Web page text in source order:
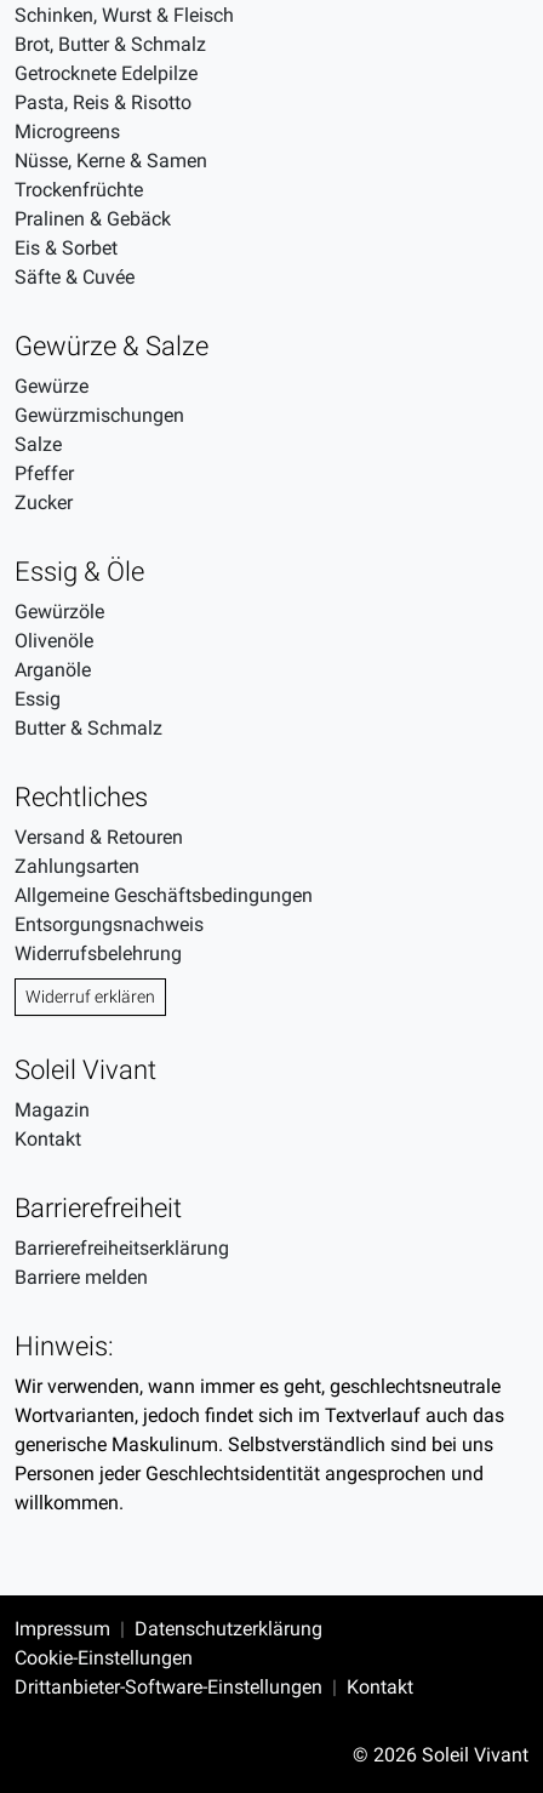
Schinken, Wurst & Fleisch
Brot, Butter & Schmalz
Getrocknete Edelpilze
Pasta, Reis & Risotto
Microgreens
Nüsse, Kerne & Samen
Trockenfrüchte
Pralinen & Gebäck
Eis & Sorbet
Säfte & Cuvée
Gewürze & Salze
Gewürze
Gewürzmischungen
Salze
Pfeffer
Zucker
Essig & Öle
Gewürzöle
Olivenöle
Arganöle
Essig
Butter & Schmalz
Rechtliches
Versand & Retouren
Zahlungsarten
Allgemeine Geschäftsbedingungen
Entsorgungsnachweis
Widerrufsbelehrung
Widerruf erklären
Soleil Vivant
Magazin
Kontakt
Barrierefreiheit
Barrierefreiheitserklärung
Barriere melden
Hinweis:
Wir verwenden, wann immer es geht, geschlechtsneutrale
Wortvarianten, jedoch findet sich im Textverlauf auch das
generische Maskulinum. Selbstverständlich sind bei uns
Personen jeder Geschlechtsidentität angesprochen und
willkommen.
Impressum
Datenschutzerklärung
Cookie-Einstellungen
Drittanbieter-Software-Einstellungen
Kontakt
© 2026 Soleil Vivant